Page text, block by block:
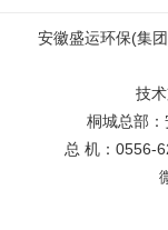
安徽盛运环保(集
技
桐城总部
总 机：0556-